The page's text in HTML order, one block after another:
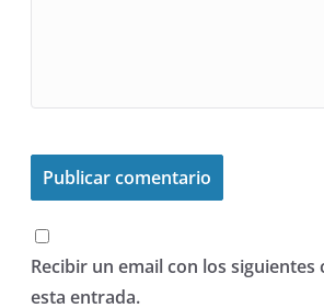
Recibir un email con los siguientes
esta entrada.